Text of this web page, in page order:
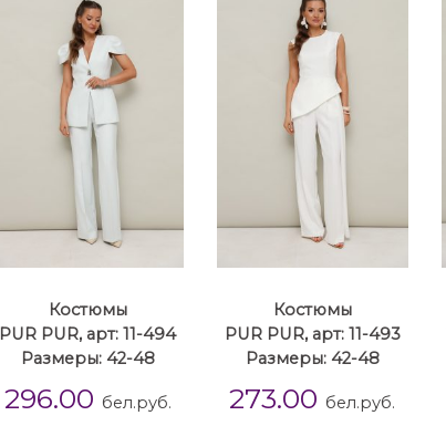
Костюмы
PUR PUR, арт: 11-494
Размеры: 42-48
296.00 бел.руб.
Костюмы
PUR PUR, арт: 11-493
Размеры: 42-48
273.00 бел.руб.